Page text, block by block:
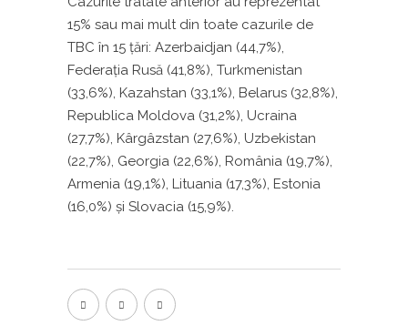
15% sau mai mult din toate cazurile de
TBC în 15 țări: Azerbaidjan (44,7%),
Federația Rusă (41,8%), Turkmenistan
(33,6%), Kazahstan (33,1%), Belarus (32,8%),
Republica Moldova (31,2%), Ucraina
(27,7%), Kârgâzstan (27,6%), Uzbekistan
(22,7%), Georgia (22,6%), România (19,7%),
Armenia (19,1%), Lituania (17,3%), Estonia
(16,0%) și Slovacia (15,9%).